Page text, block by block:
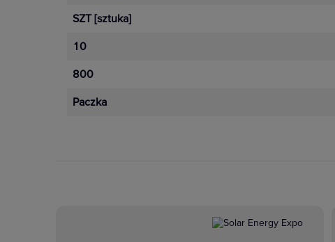
SZT [sztuka]
10
800
Paczka